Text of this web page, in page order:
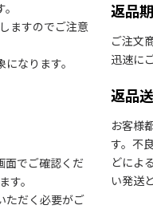
ますのでご注意
なります。
面でご確認くだ
す。
ただく必要がご
返品
ご注文
迅速に
返品
お客様
す。不
どによ
い発送